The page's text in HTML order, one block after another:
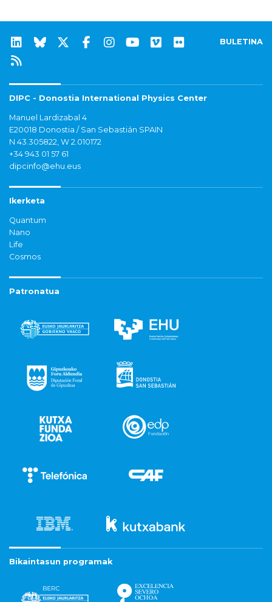
BULETINA
DIPC - Donostia International Physics Center
Manuel Lardizabal 4
E20018 Donostia / San Sebastián SPAIN
N 43.305822, W 2.010172
+34 943 01 57 61
dipcinfo@ehu.eus
Ikerketa
Quantum
Nano
Life
Cosmos
Patronatua
Bikaintasun programak